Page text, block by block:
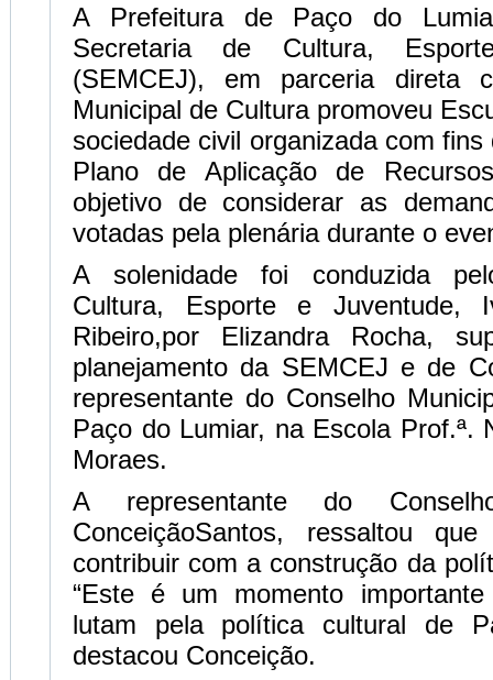
A Prefeitura de Paço do
Secretaria de Cultura,
(SEMCEJ), em parceria direta
Municipal de Cultura promoveu
sociedade civil organizada com
Plano de Aplicação de
objetivo de considerar as
votadas pela plenária durante o
A solenidade foi conduzida
Cultura, Esporte e Juventude,
Ribeiro,por Elizandra Rocha,
planejamento da SEMCEJ e de
representante do Conselho
Paço do Lumiar, na Escola Prof.ª.
Moraes.
A representante do
ConceiçãoSantos, ressaltou
contribuir com a construção da
“Este é um momento
lutam pela política cultural de
destacou Conceição.